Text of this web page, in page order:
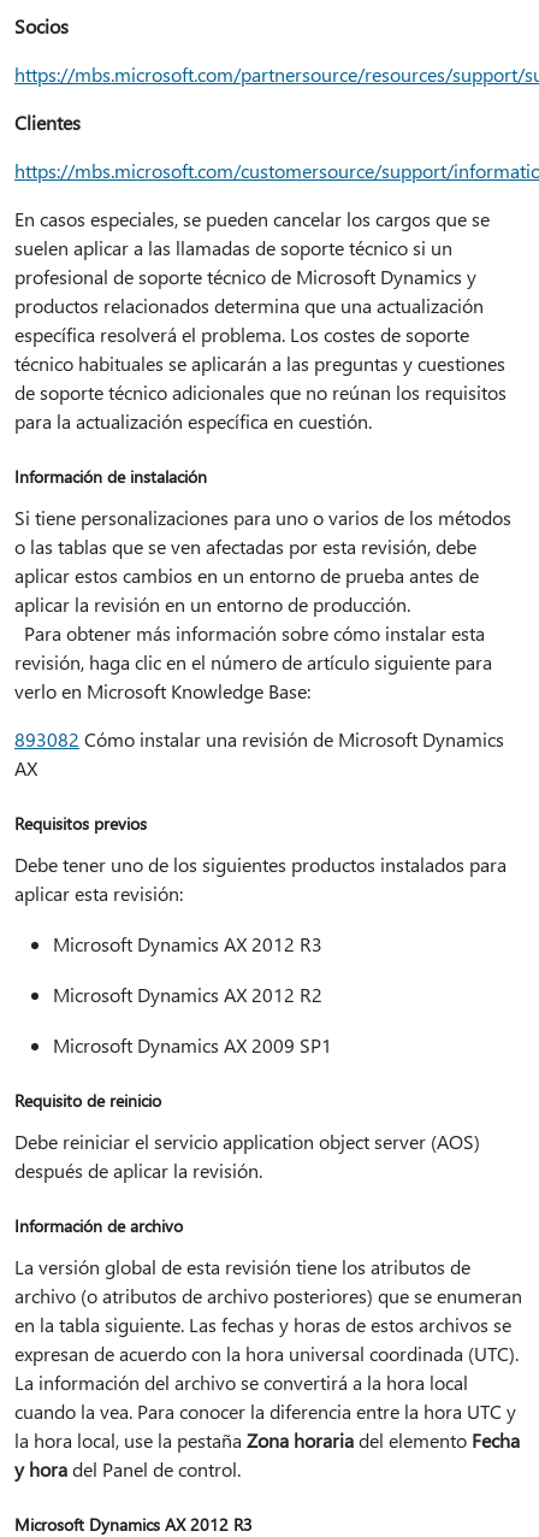
Socios
https://mbs.microsoft.com/partnersource/resources/
Clientes
https://mbs.microsoft.com/customersource/support/
En casos especiales, se pueden cancelar los cargos que se
suelen aplicar a las llamadas de soporte técnico si un
profesional de soporte técnico de Microsoft Dynamics y
productos relacionados determina que una actualización
específica resolverá el problema. Los costes de soporte
técnico habituales se aplicarán a las preguntas y cuestiones
de soporte técnico adicionales que no reúnan los requisitos
para la actualización específica en cuestión.
Información de instalación
Si tiene personalizaciones para uno o varios de los métodos
o las tablas que se ven afectadas por esta revisión, debe
aplicar estos cambios en un entorno de prueba antes de
aplicar la revisión en un entorno de producción.
Para obtener más información sobre cómo instalar esta
revisión, haga clic en el número de artículo siguiente para
verlo en Microsoft Knowledge Base:
893082 Cómo instalar una revisión de Microsoft Dynamics
AX
Requisitos previos
Debe tener uno de los siguientes productos instalados para
aplicar esta revisión:
Microsoft Dynamics AX 2012 R3
Microsoft Dynamics AX 2012 R2
Microsoft Dynamics AX 2009 SP1
Requisito de reinicio
Debe reiniciar el servicio application object server (AOS)
después de aplicar la revisión.
Información de archivo
La versión global de esta revisión tiene los atributos de
archivo (o atributos de archivo posteriores) que se enumeran
en la tabla siguiente. Las fechas y horas de estos archivos se
expresan de acuerdo con la hora universal coordinada (UTC).
La información del archivo se convertirá a la hora local
cuando la vea. Para conocer la diferencia entre la hora UTC y
la hora local, use la pestaña Zona horariadel elemento Fecha
y horadel Panel de control.
Microsoft Dynamics AX 2012 R3